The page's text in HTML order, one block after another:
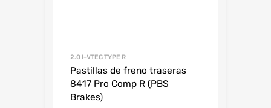
2.0 I-VTEC TYPE R
Pastillas de freno traseras
8417 Pro Comp R (PBS
Brakes)